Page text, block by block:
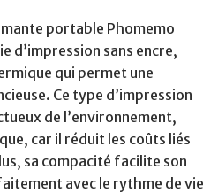
portable Phomemo
d’impression sans encre,
qui permet une
Ce type d’impression
de l’environnement,
car il réduit les coûts liés
sa compacité facilite son
avec le rythme de vie